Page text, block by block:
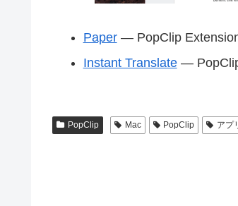
Paper— PopClip
Instant Translate—
PopClip Mac PopClip アプ